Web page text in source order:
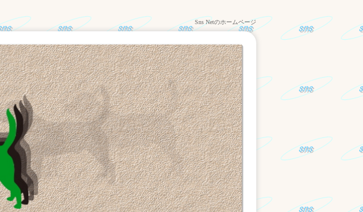
Sns Netのホームページ